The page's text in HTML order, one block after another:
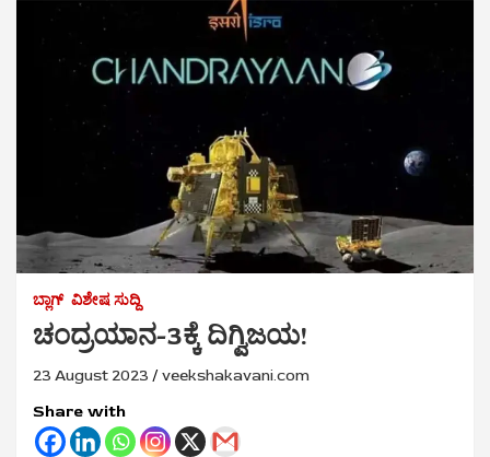
ಬ್ಲಾಗ್ ವಿಶೇಷ ಸುದ್ದಿ
ಚಂದ್ರಯಾನ-3ಕ್ಕೆ ದಿಗ್ವಿಜಯ!
23 August 2023 veekshakavani.com
Share with